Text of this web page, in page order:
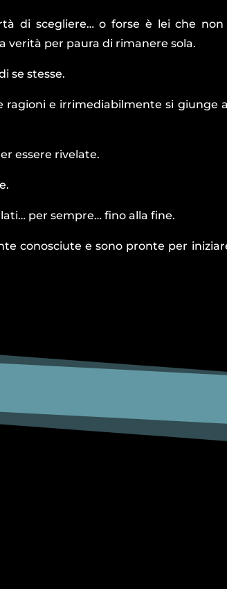
di scegliere… o forse è lei che
verità per paura di rimanere sola.
se stesse.
ragioni e irrimediabilmente si giunge
essere rivelate.
per sempre… fino alla fine.
conosciute e sono pronte per